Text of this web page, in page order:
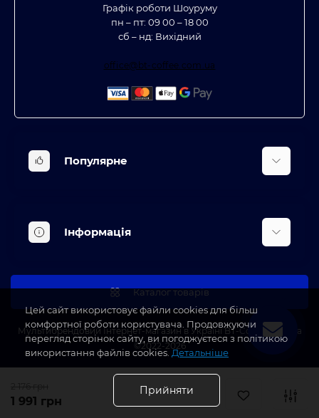
1 991 грн
Графік роботи Шоуруму
пн – пт: 09 00 – 18 00
сб – нд: Вихідний
office@bt-coffee.com.ua
Популярне
Кліматична техніка
Аксесуари та насадки
Косметичні прилади
Інформація
Про магазин
Оплата
Блог
Виробники
Акції
Каталог товарів
Мультибрендовий Інтернет-магазин в Україні BT-Coffee.com.ua
©2022-2026
Цей сайт використовує файли cookies для більш
комфортної роботи користувача. Продовжуючи
перегляд сторінок сайту, ви погоджуєтеся з політикою
використання файлів cookies. Детальніше
Прийняти